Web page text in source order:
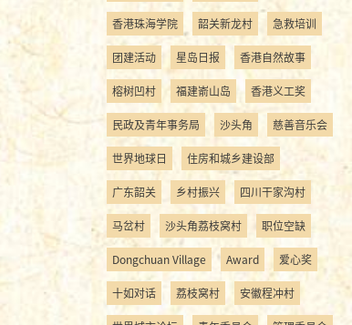
香港珠海学院 韶关新龙村 急救培训
团建活动 星岛日报 香港自然故事
榕树凹村 福建嵛山岛 香港义工奖
民政及青年事务局 沙头角 慈善音乐会
世界地球日 住房和城乡建设部
广东韶关 乡村振兴 四川干家沟村
马岔村 沙头角荔枝窝村 职位空缺
Dongchuan Village Award 爱心奖
十如对话 荔枝窝村 安徽程冲村